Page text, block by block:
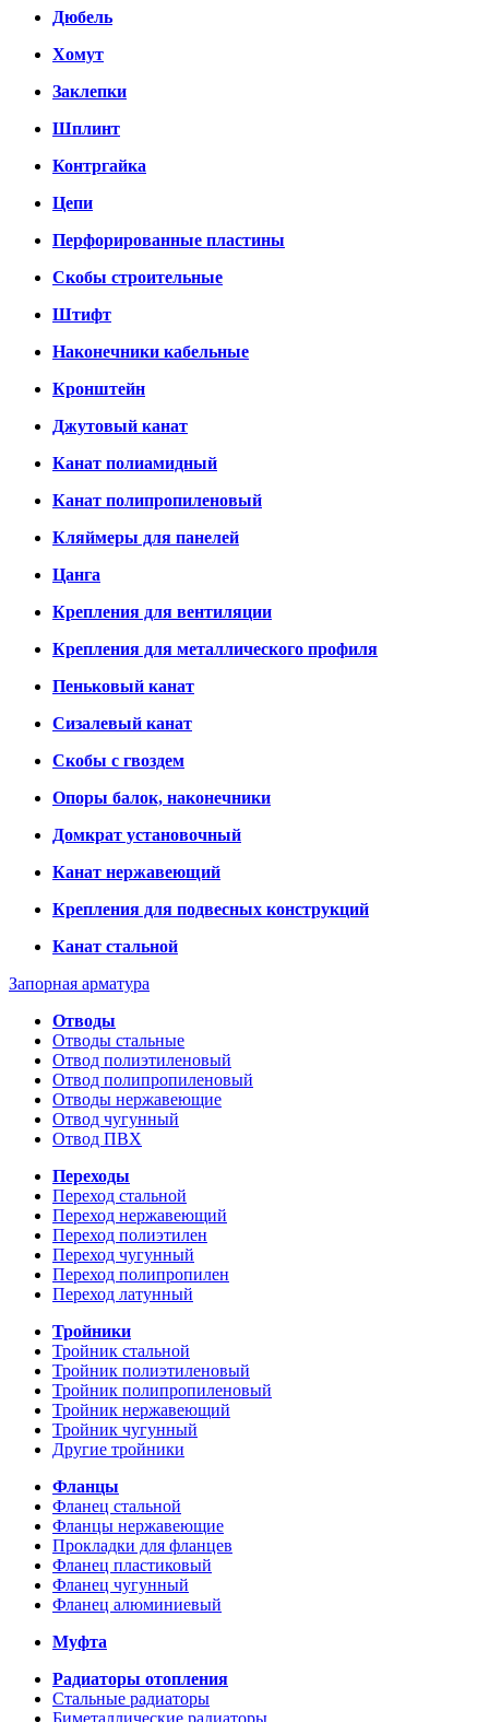
Дюбель
Хомут
Заклепки
Шплинт
Контргайка
Цепи
Перфорированные пластины
Скобы строительные
Штифт
Наконечники кабельные
Кронштейн
Джутовый канат
Канат полиамидный
Канат полипропиленовый
Кляймеры для панелей
Цанга
Крепления для вентиляции
Крепления для металлического профиля
Пеньковый канат
Сизалевый канат
Скобы с гвоздем
Опоры балок, наконечники
Домкрат установочный
Канат нержавеющий
Крепления для подвесных конструкций
Канат стальной
Запорная арматура
Отводы
Отводы стальные
Отвод полиэтиленовый
Отвод полипропиленовый
Отводы нержавеющие
Отвод чугунный
Отвод ПВХ
Переходы
Переход стальной
Переход нержавеющий
Переход полиэтилен
Переход чугунный
Переход полипропилен
Переход латунный
Тройники
Тройник стальной
Тройник полиэтиленовый
Тройник полипропиленовый
Тройник нержавеющий
Тройник чугунный
Другие тройники
Фланцы
Фланец стальной
Фланцы нержавеющие
Прокладки для фланцев
Фланец пластиковый
Фланец чугунный
Фланец алюминиевый
Муфта
Радиаторы отопления
Стальные радиаторы
Биметаллические радиаторы